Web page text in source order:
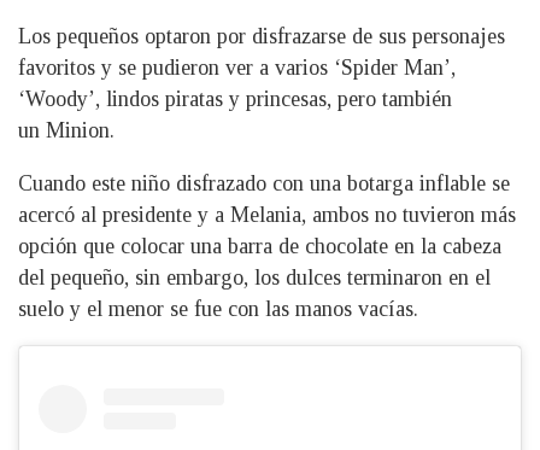
Los pequeños optaron por disfrazarse de sus personajes
favoritos y se pudieron ver a varios ‘Spider Man’,
‘Woody’, lindos piratas y princesas, pero también
un Minion.
Cuando este niño disfrazado con una botarga inflable se
acercó al presidente y a Melania, ambos no tuvieron más
opción que colocar una barra de chocolate en la cabeza
del pequeño, sin embargo, los dulces terminaron en el
suelo y el menor se fue con las manos vacías.